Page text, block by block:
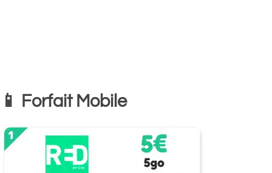
📱 Forfait Mobile